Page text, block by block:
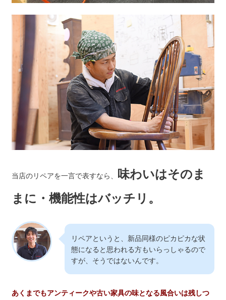
当店のリペアを一言で表すなら、 味わいはそのま
まに・機能性はバッチリ。
リペアというと、新品同様のピカピカな状
態になると思われる方もいらっしゃるので
すが、そうではないんです。
あくまでもアンティークや古い家具の味となる風合いは残しつ